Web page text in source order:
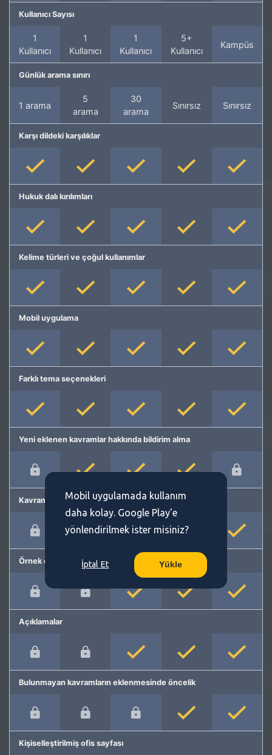
Kullanıcı Sayısı
1
Kullanıcı
1
Kullanıcı
1
Kullanıcı
5+
Kullanıcı
Kampüs
Günlük arama sınırı
1 arama
5
arama
30
arama
Sınırsız Sınırsız
Karşı dildeki karşılıklar
Hukuk dalı kırılımları
Kelime türleri ve çoğul kullanımlar
Mobil uygulama
Farklı tema seçenekleri
Yeni eklenen kavramlar hakkında bildirim alma
Kavram önerme
Örnek cümleler
Açıklamalar
Bulunmayan kavramların eklenmesinde öncelik
Kişiselleştirilmiş ofis sayfası
Mobil uygulamada kullanım
daha kolay. Google Play'e
yönlendirilmek ister misiniz?
İptal Et Yükle